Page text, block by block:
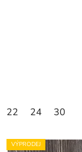
22 24 30
VÝPRODEJ